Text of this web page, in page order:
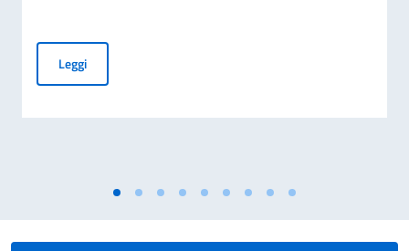
LeggiGraduatoria borse di studio MAECI 2026/27